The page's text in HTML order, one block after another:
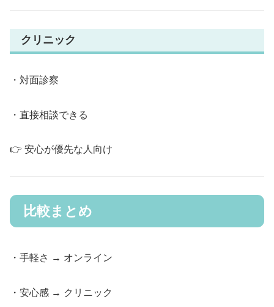
クリニック
・対面診察
・直接相談できる
👉 安心が優先な人向け
比較まとめ
・手軽さ → オンライン
・安心感 → クリニック